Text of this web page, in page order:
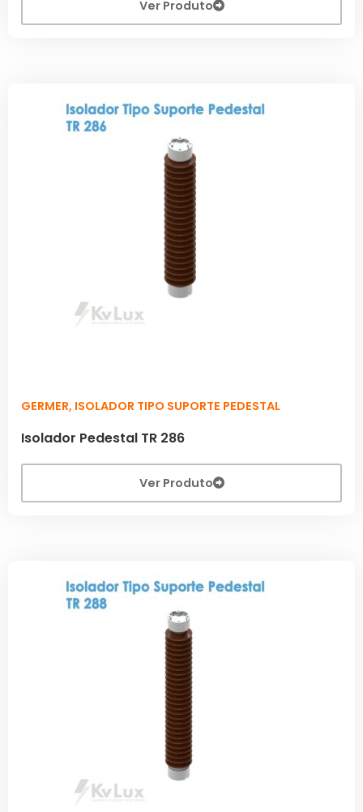
Ver Produto
GERMER, ISOLADOR TIPO SUPORTE PEDESTAL
Isolador Pedestal TR 286
Ver Produto